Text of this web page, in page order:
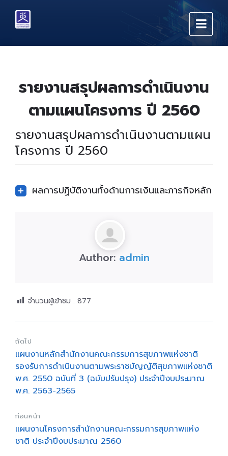
content
main
footer
รายงานสรุปผลการดำเนินงาน
ตามแผนโครงการ ปี 2560
รายงานสรุปผลการดำเนินงานตามแผน
โครงการ ปี 2560
ผลการปฏิบัติงานทั้งด้านการเงินและภารกิจหลัก
Author: admin
จำนวนผู้เข้าชม : 877
ถัดไป
แผนงานหลักสำนักงานคณะกรรมการสุขภาพแห่งชาติ
รองรับการดำเนินงานตามพระราชบัญญัติสุขภาพแห่งชาติ
พ.ศ. 2550 ฉบับที่ 3 (ฉบับปรับปรุง) ประจำปีงบประมาณ
พ.ศ. 2563-2565
ก่อนหน้า
แผนงานโครงการสำนักงานคณะกรรมการสุขภาพแห่ง
ชาติ ประจำปีงบประมาณ 2560